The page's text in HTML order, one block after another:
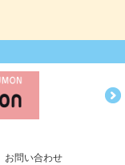
お問い合わせ